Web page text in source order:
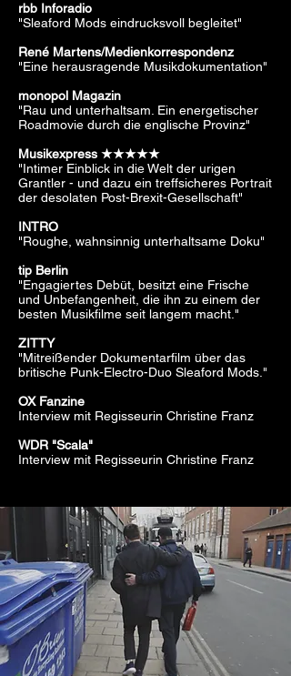
rbb Inforadio​
"Sleaford Mods eindrucksvoll begleitet"
René Martens/Medienkorrespondenz
"Eine herausragende Musikdokumentation"
monopol Magazin
"Rau und unterhaltsam. Ein energetischer
Roadmovie durch die englische Provinz"
Musikexpress ★★★★★
"Intimer Einblick in die Welt der urigen
Grantler - und dazu ein treffsicheres Portrait
der desolaten Post-Brexit-Gesellschaft"
INTRO
"Roughe, wahnsinnig unterhaltsame Doku"
tip Berlin
"Engagiertes Debüt, besitzt eine Frische
und Unbefangenheit, die ihn zu einem der
besten Musikfilme seit langem macht."
ZITTY
"Mitreißender Dokumentarfilm über das
britische Punk-Electro-Duo Sleaford Mods."
OX Fanzine
Interview mit Regisseurin Christine Franz
WDR "Scala"
Interview mit Regisseurin Christine Franz